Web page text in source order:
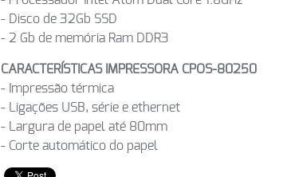
- Disco de 32Gb SSD
- 2 Gb de memória Ram DDR3
CARACTERÍSTICAS IMPRESSORA CPOS-80250
- Impressão térmica
- Ligações USB, série e ethernet
- Largura de papel até 80mm
- Corte automático do papel